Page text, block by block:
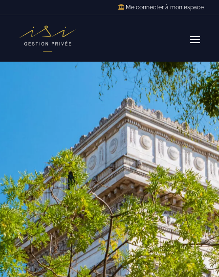
Me connecter à mon espace